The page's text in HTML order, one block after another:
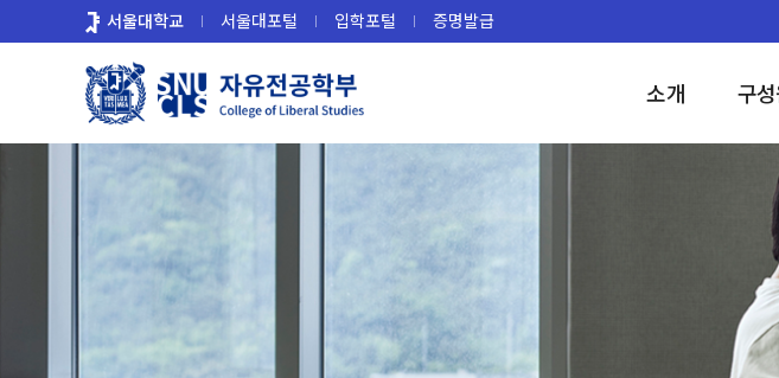
로
서울대학교 서울대포털 입학포털 증명발급
소개 구